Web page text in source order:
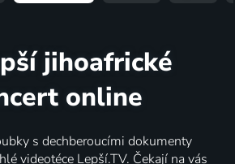
jihoafrické
online
s dechberoucími dokumenty
videotéce Lepší.TV. Čekají na vás